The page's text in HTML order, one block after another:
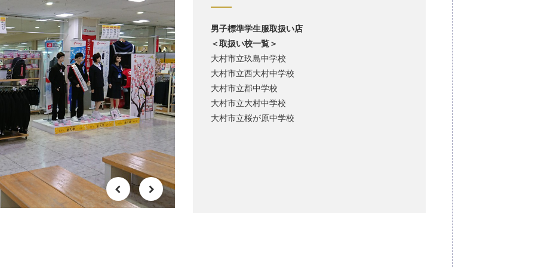
男子標準学生服取扱い店
＜取扱い校一覧＞
大村市立玖島中学校
大村市立西大村中学校
大村市立郡中学校
大村市立大村中学校
大村市立桜が原中学校